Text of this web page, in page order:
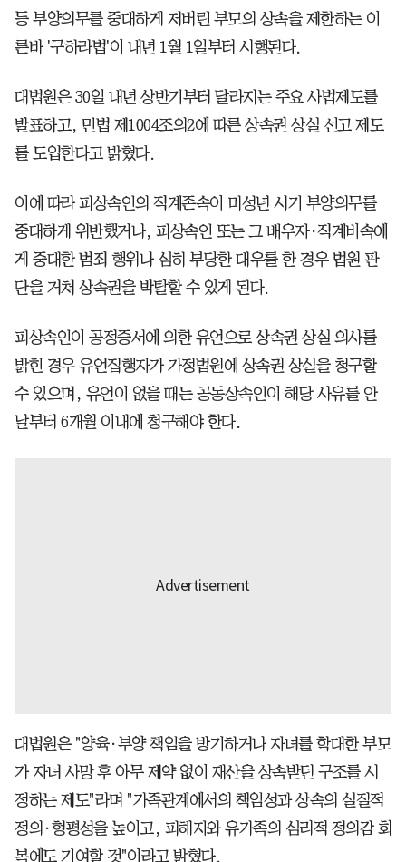
등 부양의무를 중대하게 저버린 부모의 상속을 제한하는 이
른바 '구하라법'이 내년 1월 1일부터 시행된다.
대법원은 30일 내년 상반기부터 달라지는 주요 사법제도를
발표하고, 민법 제1004조의2에 따른 상속권 상실 선고 제도
를 도입한다고 밝혔다.
이에 따라 피상속인의 직계존속이 미성년 시기 부양의무를
중대하게 위반했거나, 피상속인 또는 그 배우자·직계비속에
게 중대한 범죄 행위나 심히 부당한 대우를 한 경우 법원 판
단을 거쳐 상속권을 박탈할 수 있게 된다.
피상속인이 공정증서에 의한 유언으로 상속권 상실 의사를
밝힌 경우 유언집행자가 가정법원에 상속권 상실을 청구할
수 있으며, 유언이 없을 때는 공동상속인이 해당 사유를 안
날부터 6개월 이내에 청구해야 한다.
대법원은 "양육·부양 책임을 방기하거나 자녀를 학대한 부모
가 자녀 사망 후 아무 제약 없이 재산을 상속받던 구조를 시
정하는 제도"라며 "가족관계에서의 책임성과 상속의 실질적
정의·형평성을 높이고, 피해자와 유가족의 심리적 정의감 회
복에도 기여할 것"이라고 밝혔다.